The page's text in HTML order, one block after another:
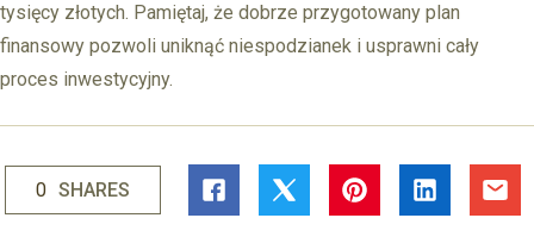
tysięcy złotych. Pamiętaj, że dobrze przygotowany plan
finansowy pozwoli uniknąć niespodzianek i usprawni cały
proces inwestycyjny.
0 SHARES